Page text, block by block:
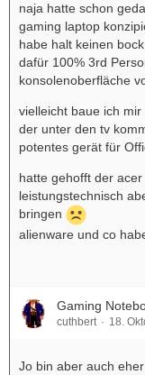
naja hatte schon
gaming laptop
habe halt keinen
dafür 100% 3rd
konsolenoberfläche
vielleicht baue ich
der unter den tv
potentes gerät für
hatte gehofft der
leistungstechnisch
bringen
alienware und co
Gaming
cuthbert 18.
Jo bin aber auch